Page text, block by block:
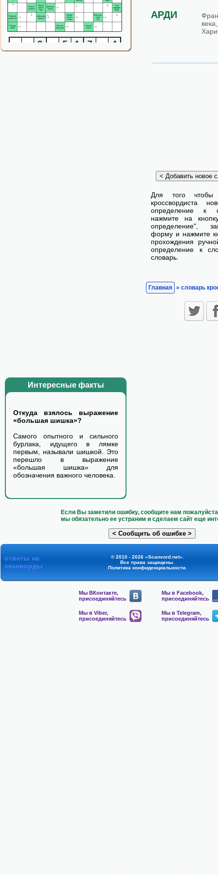
Интересные факты
Откуда взялось выражение
«большая шишка»?
Самого опытного и сильного
бурлака, идущего в лямке
первым, называли шишкой. Это
перешло в выражение
«большая шишка» для
обозначения важного человека.
АРДИ
Для того чтобы
кроссвордиста
определение к
нажмите на
определение",
форму и нажмите
прохождения
определение к
словарь.
Главная » словарь
Если Вы заметили ошибку, сообщите нам
мы обязательно ее устраним и сделаем сайт еще
ответы на
сканворды
© 2010 - 2026 «Scanvord.net».
Все права защищены.
Политика конфиденциальности.
Мы ВКонтакте,
присоединяйтесь
Мы в Facebook,
присоединяйтесь
Мы в Viber,
присоединяйтесь
Мы в Telegram,
присоединяйтесь